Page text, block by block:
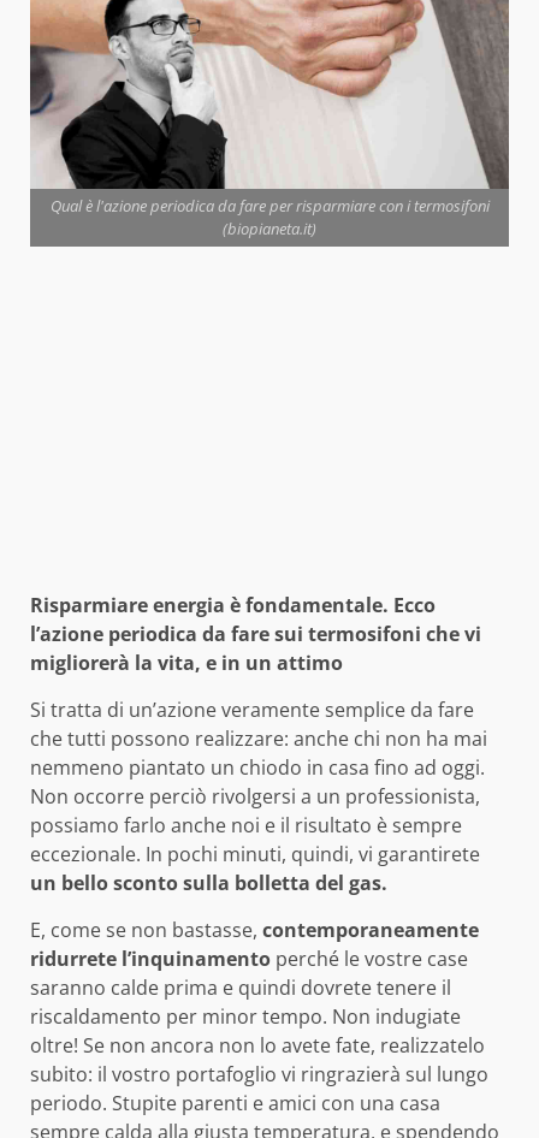
Qual è l'azione periodica da fare per risparmiare con i termosifoni
(biopianeta.it)
Risparmiare energia è fondamentale. Ecco
l’azione periodica da fare sui termosifoni che vi
migliorerà la vita, e in un attimo
Si tratta di un’azione veramente semplice da fare
che tutti possono realizzare: anche chi non ha mai
nemmeno piantato un chiodo in casa fino ad oggi.
Non occorre perciò rivolgersi a un professionista,
possiamo farlo anche noi e il risultato è sempre
eccezionale. In pochi minuti, quindi, vi garantirete
un bello sconto sulla bolletta del gas.
E, come se non bastasse, contemporaneamente
ridurrete l’inquinamento perché le vostre case
saranno calde prima e quindi dovrete tenere il
riscaldamento per minor tempo. Non indugiate
oltre! Se non ancora non lo avete fate, realizzatelo
subito: il vostro portafoglio vi ringrazierà sul lungo
periodo. Stupite parenti e amici con una casa
sempre calda alla giusta temperatura, e spendendo